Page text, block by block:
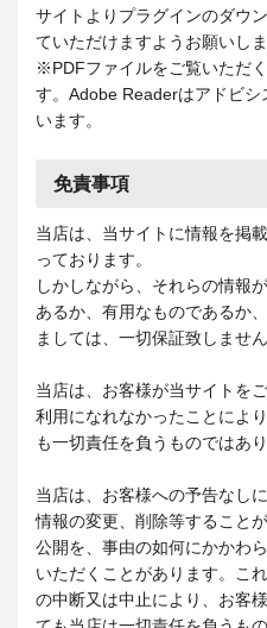
サイトよりプラグインのダウ
ていただけますようお願いしま
※PDFファイルをご覧いただく
す。Adobe Readerはアドビ
います。
免責事項
当店は、当サイトに情報を掲
っております。
しかしながら、それらの情報
あるか、有用なものであるか
ましては、一切保証致しません
当店は、お客様が当サイトを
利用になれなかったことによ
も一切責任を負うものではあり
当店は、お客様への予告なし
情報の変更、削除等すること
公開を、事由の如何にかかわ
いただくことがあります。こ
の中断又は中止により、お客